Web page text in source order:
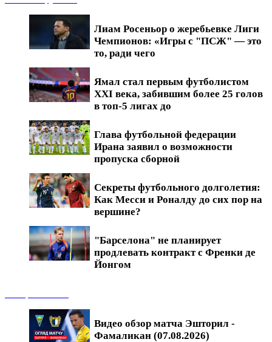
Лиам Росеньор о жеребьевке Лиги
Чемпионов: «Игры с "ПСЖ" — это
то, ради чего
Ямал стал первым футболистом
XXI века, забившим более 25 голов
в топ-5 лигах до
Глава футбольной федерации
Ирана заявил о возможности
пропуска сборной
Секреты футбольного долголетия:
Как Месси и Роналду до сих пор на
вершине?
"Барселона" не планирует
продлевать контракт с Френки де
Йонгом
Видео обзор матча Эшторил -
Фамаликан (07.08.2026)